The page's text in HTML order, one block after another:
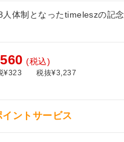
体制となったtimeleszの記
(税込)
¥323 税抜¥3,237
イントサービス